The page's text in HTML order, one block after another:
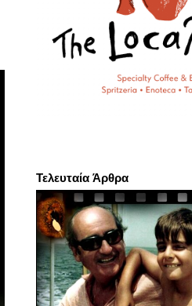
Τελευταία Άρθρα